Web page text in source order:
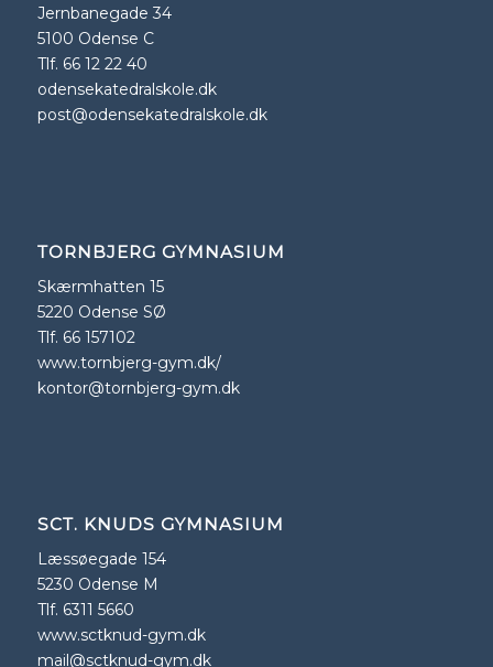
Jernbanegade 34
5100 Odense C
Tlf. 66 12 22 40
odensekatedralskole.dk
post@odensekatedralskole.dk
TORNBJERG GYMNASIUM
Skærmhatten 15
5220 Odense SØ
Tlf. 66 157102
www.tornbjerg-gym.dk/
kontor@tornbjerg-gym.dk
SCT. KNUDS GYMNASIUM
Læssøegade 154
5230 Odense M
Tlf. 6311 5660
www.sctknud-gym.dk
mail@sctknud-gym.dk